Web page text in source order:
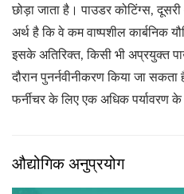
छोड़ा जाता है। पाउडर कोटिंग्स,
अर्थ है कि वे कम वाष्पशील कार्बनिक
इसके अतिरिक्त, किसी भी अप्रयुक्त
दौरान पुनर्नवीनीकरण किया जा
फर्नीचर के लिए एक अधिक पर्यावरण
औद्योगिक अनुप्रयोग